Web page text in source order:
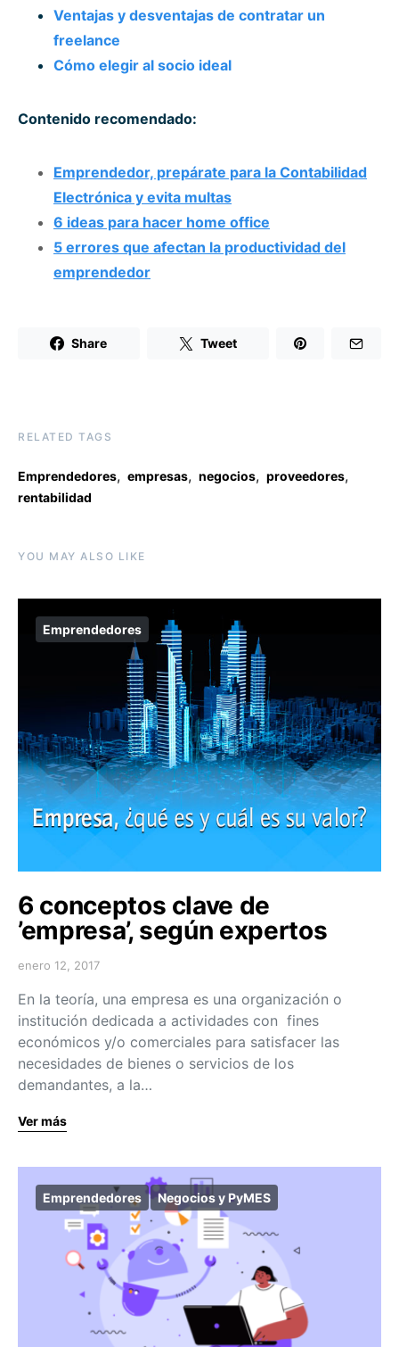
Ventajas y desventajas de contratar un
freelance
Cómo elegir al socio ideal
Contenido recomendado:
Emprendedor, prepárate para la Contabilidad
Electrónica y evita multas
6 ideas para hacer home office
5 errores que afectan la productividad del
emprendedor
Share Tweet
RELATED TAGS
Emprendedores, empresas, negocios, proveedores,
rentabilidad
YOU MAY ALSO LIKE
Emprendedores
6 conceptos clave de
’empresa’, según expertos
enero 12, 2017
En la teoría, una empresa es una organización o
institución dedicada a actividades con fines
económicos y/o comerciales para satisfacer las
necesidades de bienes o servicios de los
demandantes, a la…
Ver más
Emprendedores Negocios y PyMES